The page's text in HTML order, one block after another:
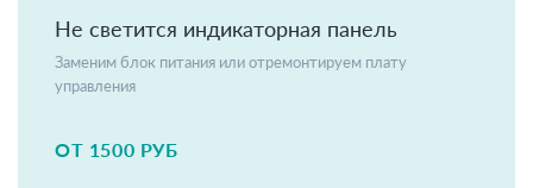
Не светится индикаторная панель
Заменим блок питания или отремонтируем плату
управления
ОТ 1500 РУБ